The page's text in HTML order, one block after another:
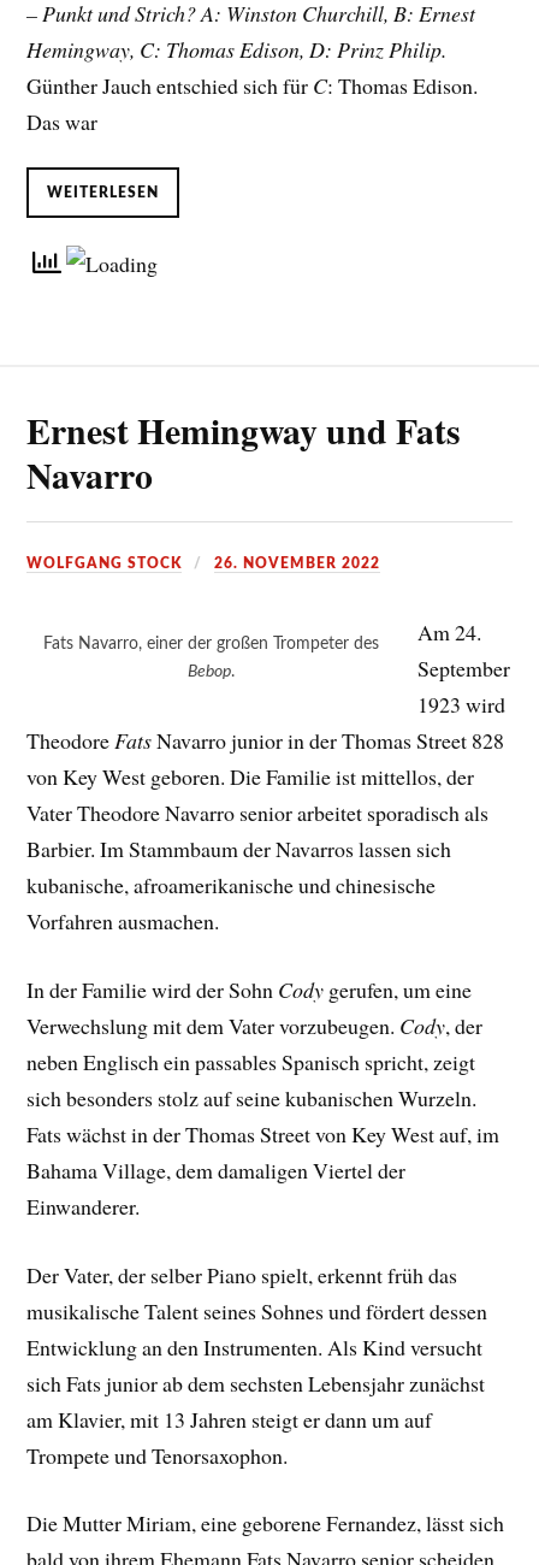
– Punkt und Strich? A: Winston Churchill, B: Ernest
Hemingway, C: Thomas Edison, D: Prinz Philip.
Günther Jauch entschied sich für C: Thomas Edison.
Das war
WEITERLESEN
Ernest Hemingway und Fats
Navarro
WOLFGANG STOCK 26. NOVEMBER 2022
Fats Navarro, einer der großen Trompeter des
Bebop.
Am 24.
September
1923 wird
TheodoreFatsNavarro junior in der Thomas Street 828
von Key West geboren. Die Familie ist mittellos, der
Vater Theodore Navarro senior arbeitet sporadisch als
Barbier. Im Stammbaum der Navarros lassen sich
kubanische, afroamerikanische und chinesische
Vorfahren ausmachen.
In der Familie wird der Sohn Cody gerufen, um eine
Verwechslung mit dem Vater vorzubeugen. Cody, der
neben Englisch ein passables Spanisch spricht, zeigt
sich besonders stolz auf seine kubanischen Wurzeln.
Fats wächst in der Thomas Street von Key West auf, im
Bahama Village, dem damaligen Viertel der
Einwanderer.
Der Vater, der selber Piano spielt, erkennt früh das
musikalische Talent seines Sohnes und fördert dessen
Entwicklung an den Instrumenten. Als Kind versucht
sich Fats junior ab dem sechsten Lebensjahr zunächst
am Klavier, mit 13 Jahren steigt er dann um auf
Trompete und Tenorsaxophon.
Die Mutter Miriam, eine geborene Fernandez, lässt sich